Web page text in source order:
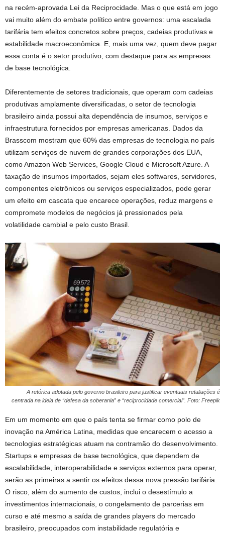
na recém-aprovada Lei da Reciprocidade. Mas o que está em jogo
vai muito além do embate político entre governos: uma escalada
tarifária tem efeitos concretos sobre preços, cadeias produtivas e
estabilidade macroeconômica. E, mais uma vez, quem deve pagar
essa conta é o setor produtivo, com destaque para as empresas
de base tecnológica.
Diferentemente de setores tradicionais, que operam com cadeias
produtivas amplamente diversificadas, o setor de tecnologia
brasileiro ainda possui alta dependência de insumos, serviços e
infraestrutura fornecidos por empresas americanas. Dados da
Brasscom mostram que 60% das empresas de tecnologia no país
utilizam serviços de nuvem de grandes corporações dos EUA,
como Amazon Web Services, Google Cloud e Microsoft Azure. A
taxação de insumos importados, sejam eles softwares, servidores,
componentes eletrônicos ou serviços especializados, pode gerar
um efeito em cascata que encarece operações, reduz margens e
compromete modelos de negócios já pressionados pela
volatilidade cambial e pelo custo Brasil.
A retórica adotada pelo governo brasileiro para justificar eventuais retaliações é
centrada na ideia de “defesa da soberania” e “reciprocidade comercial”. Foto: Freepik
Em um momento em que o país tenta se firmar como polo de
inovação na América Latina, medidas que encarecem o acesso a
tecnologias estratégicas atuam na contramão do desenvolvimento.
Startups e empresas de base tecnológica, que dependem de
escalabilidade, interoperabilidade e serviços externos para operar,
serão as primeiras a sentir os efeitos dessa nova pressão tarifária.
O risco, além do aumento de custos, inclui o desestímulo a
investimentos internacionais, o congelamento de parcerias em
curso e até mesmo a saída de grandes players do mercado
brasileiro, preocupados com instabilidade regulatória e